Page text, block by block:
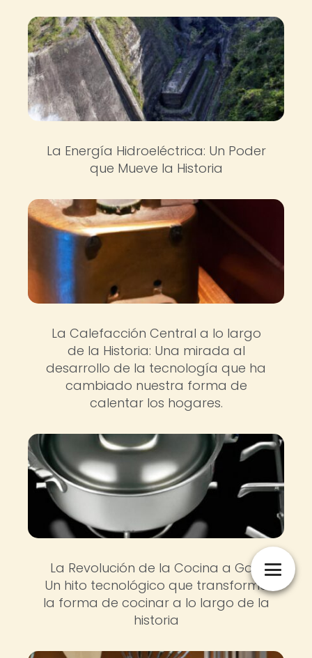
La Energía Hidroeléctrica: Un Poder
que Mueve la Historia
La Calefacción Central a lo largo
de la Historia: Una mirada al
desarrollo de la tecnología que ha
cambiado nuestra forma de
calentar los hogares.
La Revolución de la Cocina a Gas:
Un hito tecnológico que transformó
la forma de cocinar a lo largo de la
historia